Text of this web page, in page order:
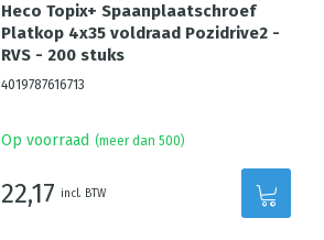
Heco Topix+ Spaanplaatschroef
Platkop 4x35 voldraad Pozidrive2 -
RVS - 200 stuks
4019787616713
Op voorraad (meer dan 500)
22,17 incl. BTW